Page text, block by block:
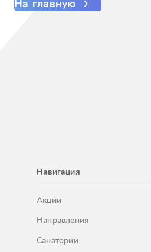
На главную
Навигация
Акции
Направления
Санатории